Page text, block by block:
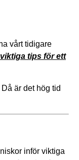
vårt tidigare
tips för ett
är det hög tid
inför viktiga